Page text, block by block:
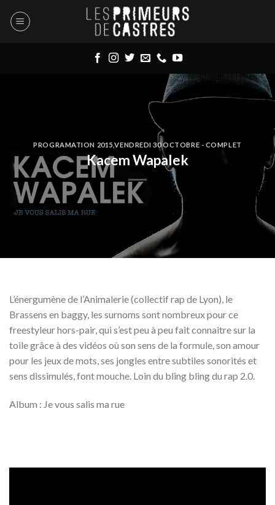
PROGRAMATION 2015 ,VENDREDI 30 OCTOBRE - COMPLET
Kacem Wapalek
L’énergumène de l’Animalerie (collectif rap de Lyon), le
Brassens en baggy, les surnoms sont nombreux pour ce
freestyleur hors-pair, qui s’est peu à peu fait connaitre sur la
toile grâce à des vidéos où son sens de la formule, son amour
pour les jeux de mots, ses jongles entre subtiles sonorités et
sens dissimulés, font mouche. Loin du bling bling du rap 2.0.
Album : Je vous salis ma rue